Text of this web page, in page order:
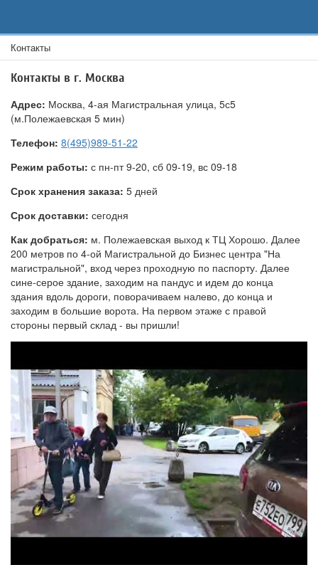
Контакты
Контакты в г. Москва
Адрес: Москва, 4-ая Магистральная улица, 5с5
(м.Полежаевская 5 мин)
Телефон: 8(495)989-51-22
Режим работы: с пн-пт 9-20, сб 09-19, вс 09-18
Срок хранения заказа: 5 дней
Срок доставки: сегодня
Как добраться: м. Полежаевская выход к ТЦ Хорошо. Далее
200 метров по 4-ой Магистральной до Бизнес центра "На
магистральной", вход через проходную по паспорту. Далее
сине-серое здание, заходим на пандус и идем до конца
здания вдоль дороги, поворачиваем налево, до конца и
заходим в большие ворота. На первом этаже с правой
стороны первый склад - вы пришли!